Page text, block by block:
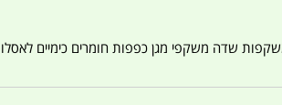
שדה משקפי מגן כפפות חומרים כימיים